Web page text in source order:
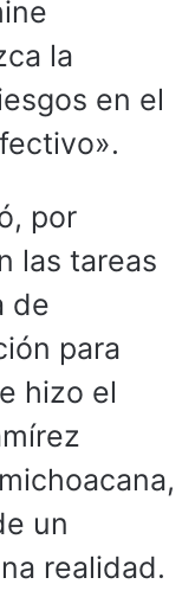
la
en el
por
las tareas
de
para
hizo el
un
realidad.